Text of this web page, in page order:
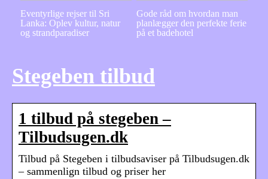
Eventyrlige rejser til Sri
Lanka: Oplev kultur, natur
og strandparadiser
Gode råd om hvordan man
planlægger den perfekte ferie
på et badehotel
Stegeben tilbud
1 tilbud på stegeben –
Tilbudsugen.dk
Tilbud på Stegeben i tilbudsaviser på Tilbudsugen.dk
– sammenlign tilbud og priser her